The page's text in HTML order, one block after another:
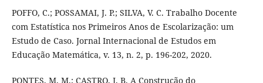
POFFO, C.; POSSAMAI, J. P.; SILVA, V. C. Trabalho Docente
com Estatística nos Primeiros Anos de Escolarização: um
Estudo de Caso. Jornal Internacional de Estudos em
Educação Matemática, v. 13, n. 2, p. 196-202, 2020.
PONTES, M. M.; CASTRO, J. B. A Construção do